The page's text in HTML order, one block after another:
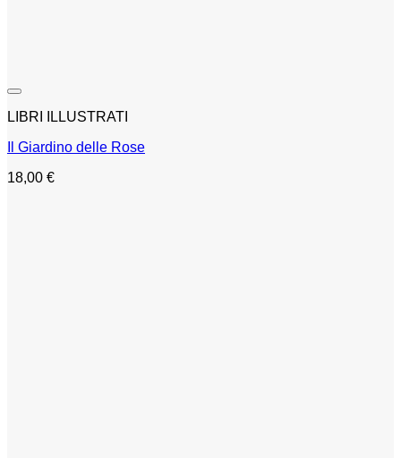
LIBRI ILLUSTRATI
Il Giardino delle Rose
18,00 €